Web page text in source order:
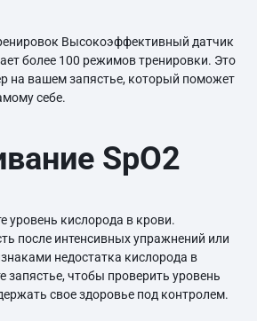
Высокоэффективный датчик
более 100 режимов тренировки. Это
на вашем запястье, который поможет
себе.
SpO2
уровень кислорода в крови.
после интенсивных упражнений или
недостатка кислорода в
запястье, чтобы проверить уровень
свое здоровье под контролем.